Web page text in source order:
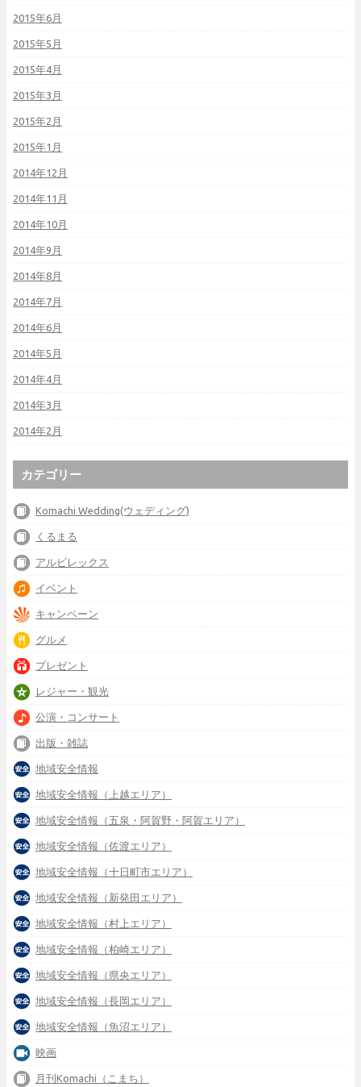
2015年6月
2015年5月
2015年4月
2015年3月
2015年2月
2015年1月
2014年12月
2014年11月
2014年10月
2014年9月
2014年8月
2014年7月
2014年6月
2014年5月
2014年4月
2014年3月
2014年2月
カテゴリー
Komachi Wedding(ウェディング)
くるまる
アルビレックス
イベント
キャンペーン
グルメ
プレゼント
レジャー・観光
公演・コンサート
出版・雑誌
地域安全情報
地域安全情報（上越エリア）
地域安全情報（五泉・阿賀野・阿賀エリア）
地域安全情報（佐渡エリア）
地域安全情報（十日町市エリア）
地域安全情報（新発田エリア）
地域安全情報（村上エリア）
地域安全情報（柏崎エリア）
地域安全情報（県央エリア）
地域安全情報（長岡エリア）
地域安全情報（魚沼エリア）
映画
月刊Komachi（こまち）